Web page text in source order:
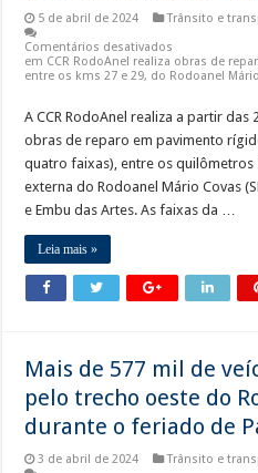
5 de abril de 2024
Trânsito e
Comentários desativados
em CCR RodoAnel realiza obras de
entre os kms 27 e 29, do Rodoanel
A CCR RodoAnel realiza a partir
obras de reparo em pavimento
quatro faixas), entre os quilômetros
externa do Rodoanel Mário Covas
e Embu das Artes. As faixas da …
Leia mais »
Mais de 577 mil de
pelo trecho oeste do
durante o feriado de
3 de abril de 2024
Trânsito e